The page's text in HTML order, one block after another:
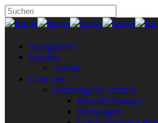
Neuigkeiten
Einsätze
Archiv
Über uns
Fahrzeuge & Technik
Einsatzleitwagen
Rüstwagen